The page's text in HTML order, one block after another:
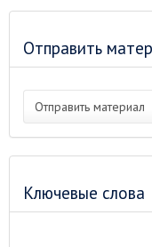
Отправить
Отправить материал
Ключевые слова